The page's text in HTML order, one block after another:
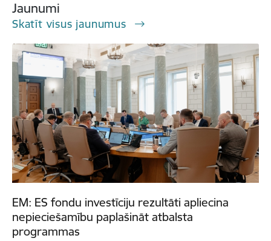
Jaunumi
Skatīt visus jaunumus
EM: ES fondu investīciju rezultāti apliecina
nepieciešamību paplašināt atbalsta
programmas